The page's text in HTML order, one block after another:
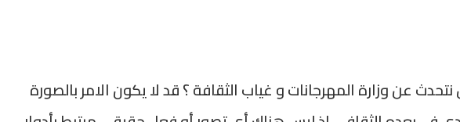
عن وزارة المهرجانات و غياب الثقافة ؟ قد لا يكون الامر بالصورة